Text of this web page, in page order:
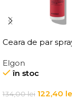
Ceara de par
Hold Spray Wax
Elgon
în stoc
134,00lei 122,40